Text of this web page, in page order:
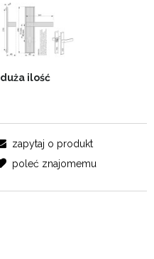
duża ilość
zapytaj o produkt
poleć znajomemu